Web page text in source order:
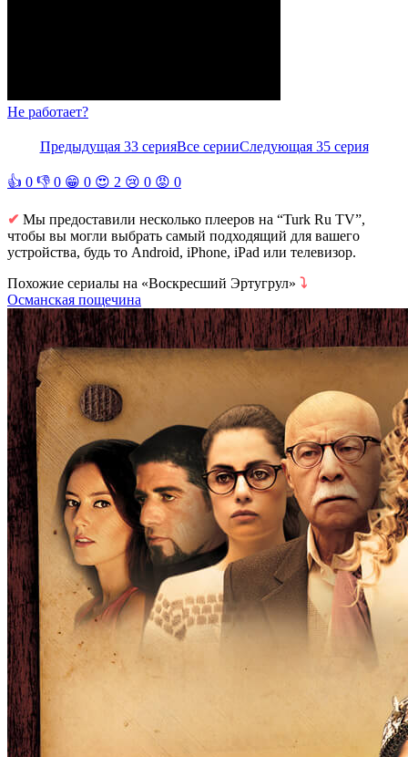
Не работает?
Предыдущая 33 серияВсе серииСледующая 35 серия
👍 0 👎 0 😁 0 😍 2 😢 0 😡 0
✔ Мы предоставили несколько плееров на “Turk Ru TV”,
чтобы вы могли выбрать самый подходящий для вашего
устройства, будь то Android, iPhone, iPad или телевизор.
Похожие сериалы на «Воскресший Эртугрул» ⤵
Османская пощечина